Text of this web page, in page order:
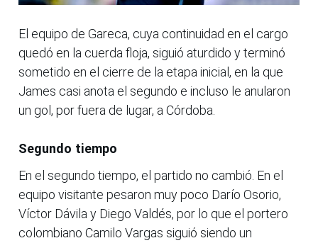
El equipo de Gareca, cuya continuidad en el cargo
quedó en la cuerda floja, siguió aturdido y terminó
sometido en el cierre de la etapa inicial, en la que
James casi anota el segundo e incluso le anularon
un gol, por fuera de lugar, a Córdoba.
Segundo tiempo
En el segundo tiempo, el partido no cambió. En el
equipo visitante pesaron muy poco Darío Osorio,
Víctor Dávila y Diego Valdés, por lo que el portero
colombiano Camilo Vargas siguió siendo un